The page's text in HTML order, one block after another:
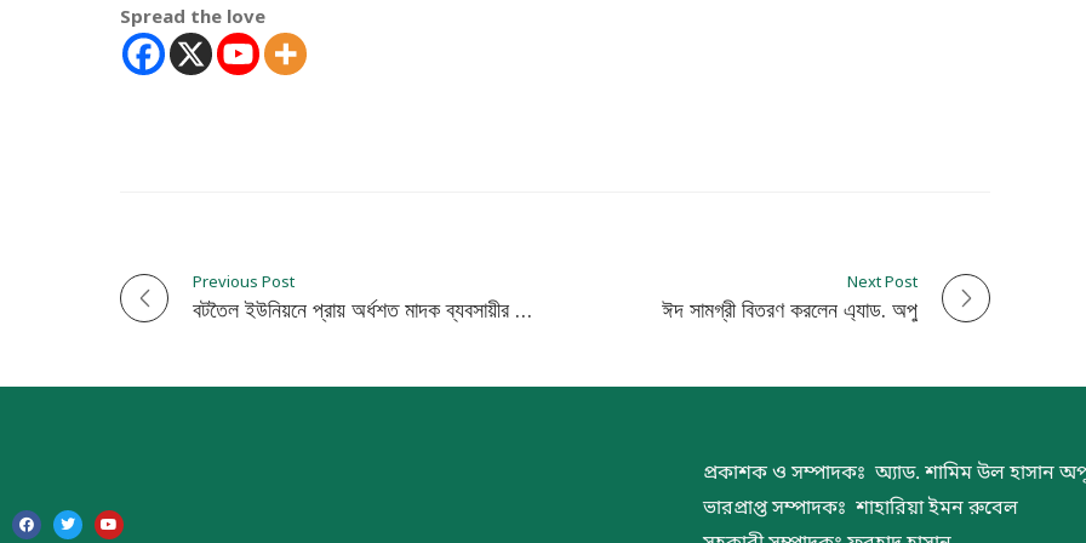
Spread the love
P
n
Previous Post
বটতৈল ইউনিয়নে প্রায় অর্ধশত মাদক ব্যবসায়ীর দৌরাত্ম্যে আতঙ্কিত জনপদ, প্রশাসনের কঠোর হস্তক্ষেপ দাবি
Next Post
ঈদ সামগ্রী বিতরণ করলেন এ্যাড. অপু
প্রকাশক ও সম্পাদকঃ অ্যাড. শামিম উল হাসান
ভারপ্রাপ্ত সম্পাদকঃ শাহারিয়া ইমন রুবেল